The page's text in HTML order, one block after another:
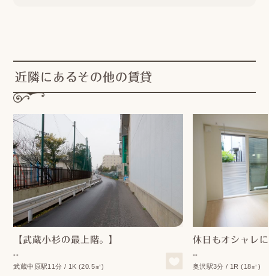
近隣にあるその他の賃貸
【武蔵小杉の最上階。】
--
武蔵中原駅11分 / 1K (20.5㎡)
休日もオシャレ
--
奥沢駅3分 / 1R (18㎡)